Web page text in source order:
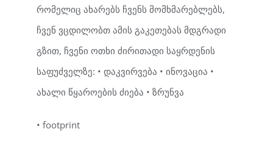
რომელიც ახარებს ჩვენს მომხმარებლებს,
ჩვენ ვცდილობთ ამის გაკეთებას მდგრადი
გზით, ჩვენი ოთხი ძირითადი საყრდენის
საფუძველზე: • დაკვირვება • ინოვაცია •
ახალი წყაროების ძიება • ზრუნვა
• footprint